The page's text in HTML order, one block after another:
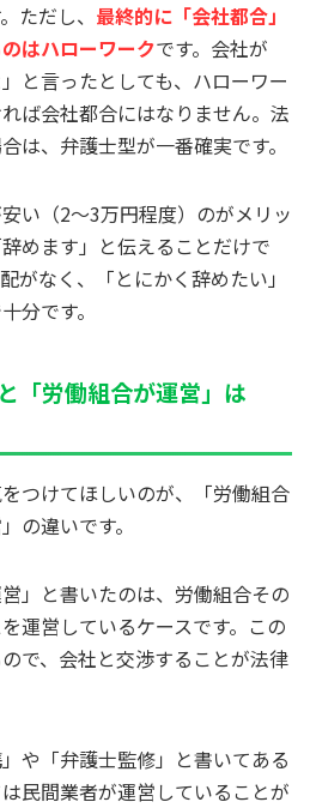
ただし、 最終的に「会社都合」
はハローワークです。会社が
と言ったとしても、ハローワー
ば会社都合にはなりません。法
は、弁護士型が一番確実です。
い（2～3万円程度）のがメリッ
めます」と伝えることだけで
がなく、「とにかく辞めたい」
分です。
「労働組合が運営」は
つけてほしいのが、「労働組合
の違いです。
」と書いたのは、労働組合その
運営しているケースです。この
で、会社と交渉することが法律
や「弁護士監修」と書いてある
民間業者が運営していることが